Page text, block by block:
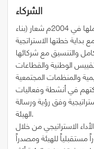
الشركاء
رفعت الهيئة منذ أن باشرت عملها في 2004م شعار (بناء
خطتها الاستراتجية
التكامل والتنسيق مع شركائها
الوطنية والقطاعات
والمنظمات المجتمعية
في أنشطة وفعاليات
وفق رؤية ورسالة
الهيئة.
الاستراتيجي من خلال
للهيئة ومصدراً